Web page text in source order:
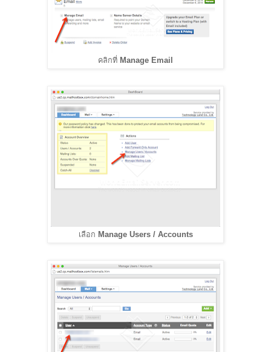
คลิกที่ Manage Email
เลือก Manage Users / Accounts